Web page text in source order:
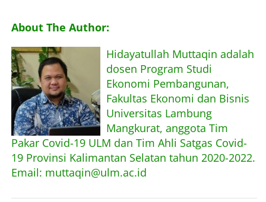
About The Author:
Hidayatullah Muttaqin adalah
dosen Program Studi
Ekonomi Pembangunan,
Fakultas Ekonomi dan Bisnis
Universitas Lambung
Mangkurat, anggota Tim
Pakar Covid-19 ULM dan Tim Ahli Satgas Covid-
19 Provinsi Kalimantan Selatan tahun 2020-2022.
Email: muttaqin@ulm.ac.id